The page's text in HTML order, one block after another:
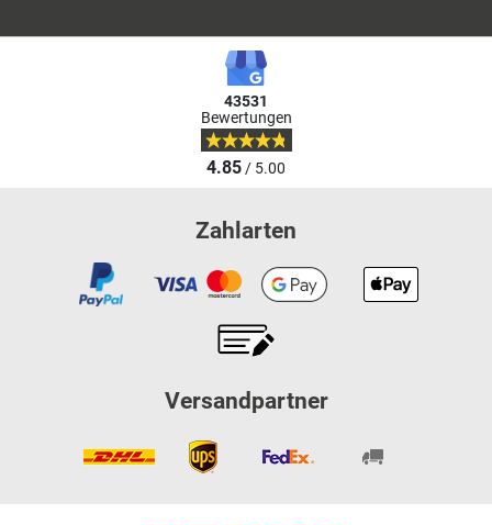
43531
Bewertungen
4.85/ 5.00
Zahlarten
Versandpartner